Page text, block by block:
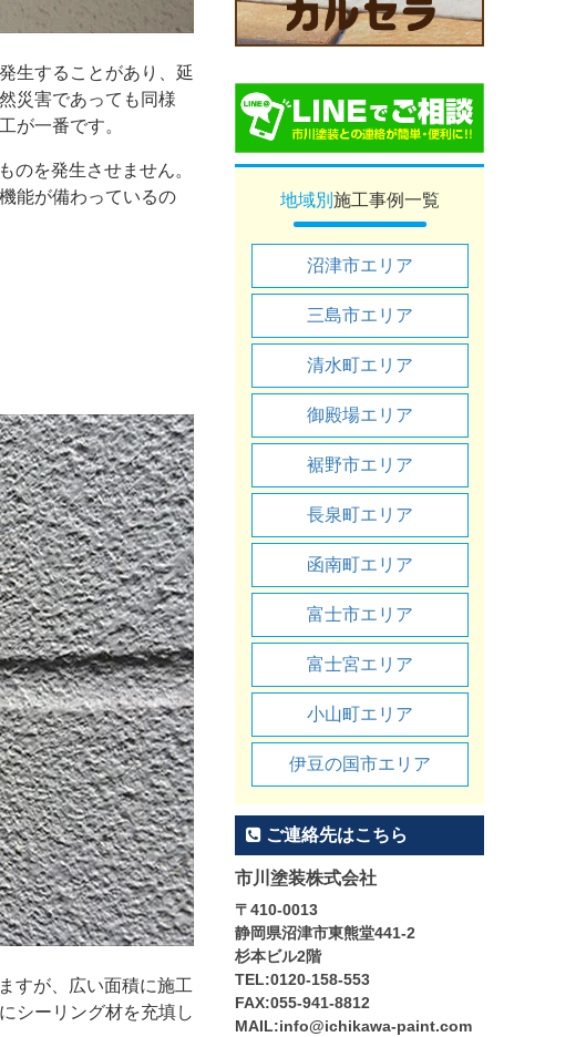
生することがあり、延
災害であっても同様
が一番です。
を発生させません。
能が備わっているの
すが、広い面積に施工
シーリング材を充填し
地域別 施工事例一覧
沼津市エリア
三島市エリア
清水町エリア
御殿場エリア
裾野市エリア
長泉町エリア
函南町エリア
富士市エリア
富士宮エリア
小山町エリア
伊豆の国市エリア
ご連絡先はこちら
市川塗装株式会社
〒410-0013
静岡県沼津市東熊堂441-2
杉本ビル2階
TEL:0120-158-553
FAX:055-941-8812
MAIL:info@ichikawa-paint.com